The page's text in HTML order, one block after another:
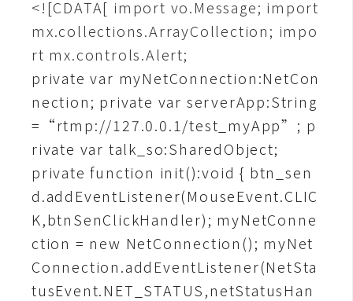
免
費
空
網
頁
設
計
前
端
<![CDATA[ import vo.Message; import
mx.collections.ArrayCollection; impo
rt mx.controls.Alert;
private var myNetConnection:NetCon
nection; private var serverApp:String
=“rtmp://127.0.0.1/test_myApp”; p
rivate var talk_so:SharedObject;
private function init():void { btn_sen
d.addEventListener(MouseEvent.CLIC
K,btnSenClickHandler); myNetConne
ction = new NetConnection(); myNet
Connection.addEventListener(NetSta
tusEvent.NET_STATUS,netStatusHan